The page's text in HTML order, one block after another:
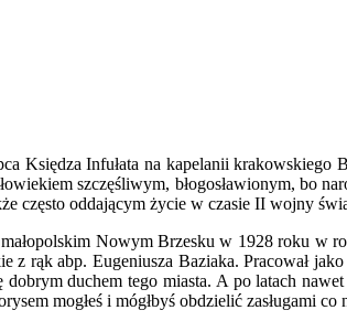
Księdza Infułata na kapelanii
szczęśliwym, błogosławionym,
często oddającym życie w czasie II wojny
małopolskim Nowym Brzesku w 1928 roku w
z rąk abp. Eugeniusza Baziaka. Pracował
dobrym duchem tego miasta. A po latach
mogłeś i mógłbyś obdzielić zasługami